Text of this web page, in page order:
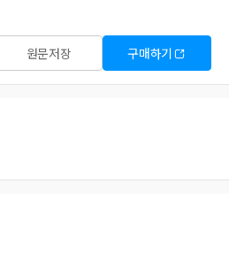
원문저장 구매하기